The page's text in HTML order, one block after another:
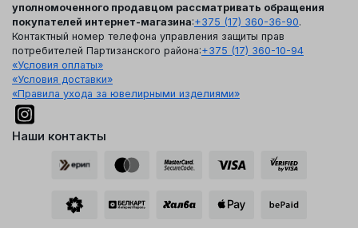
уполномоченного продавцом рассматривать обращения
покупателей интернет-магазина:+375 (17) 360-36-90.
Контактный номер телефона управления защиты прав
потребителей Партизанского района:+375 (17) 360-10-94
«Условия оплаты»
«Условия доставки»
«Правила ухода за ювелирными изделиями»
Наши контакты